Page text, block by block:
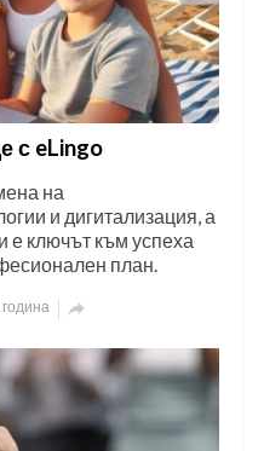
с eLingo
на
и дигитализация, а
е ключът към успеха
план.
